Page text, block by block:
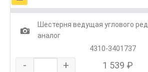
1
Шестерня ведущая углового
аналог
4310-3401737
- + 1 539 ₽